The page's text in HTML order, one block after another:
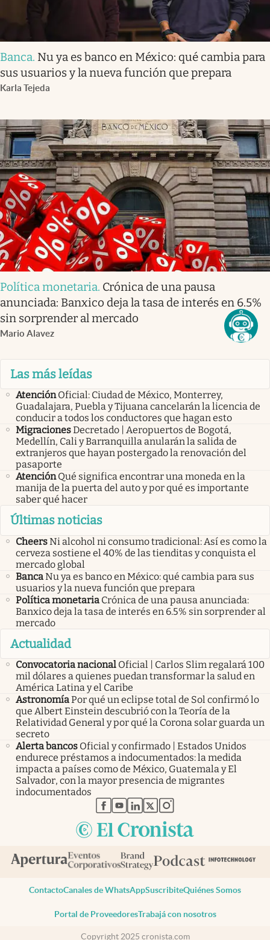
Banca. Nu ya es banco en México: qué cambia para
sus usuarios y la nueva función que prepara
Karla Tejeda
Política monetaria. Crónica de una pausa
anunciada: Banxico deja la tasa de interés en 6.5%
sin sorprender al mercado
Mario Alavez
Las más leídas
Atención Oficial: Ciudad de México, Monterrey,
Guadalajara, Puebla y Tijuana cancelarán la licencia de
conducir a todos los conductores que hagan esto
MigracionesDecretado | Aeropuertos de Bogotá,
Medellín, Cali y Barranquilla anularán la salida de
extranjeros que hayan postergado la renovación del
pasaporte
Atención Qué significa encontrar una moneda en la
manija de la puerta del auto y por qué es importante
saber qué hacer
Últimas noticias
CheersNi alcohol ni consumo tradicional: Así es como la
cerveza sostiene el 40% de las tienditas y conquista el
mercado global
BancaNu ya es banco en México: qué cambia para sus
usuarios y la nueva función que prepara
Política monetaria Crónica de una pausa anunciada:
Banxico deja la tasa de interés en 6.5% sin sorprender al
mercado
Actualidad
Convocatoria nacional Oficial | Carlos Slim regalará 100
mil dólares a quienes puedan transformar la salud en
América Latina y el Caribe
AstronomíaPor qué un eclipse total de Sol confirmó lo
que Albert Einstein descubrió con la Teoría de la
Relatividad General y por qué la Corona solar guarda un
secreto
Alerta bancos Oficial y confirmado | Estados Unidos
endurece préstamos a indocumentados: la medida
impacta a países como de México, Guatemala y El
Salvador, con la mayor presencia de migrantes
indocumentados
abre en nueva pestaña
abre en nueva pestaña
abre en nueva pestaña
abre en nueva pestaña
abre en nueva pestaña
ContactoCanales de WhatsAppSuscribiteQuiénes Somos
Portal de ProveedoresTrabajá con nosotros
Copyright 2025 cronista.com